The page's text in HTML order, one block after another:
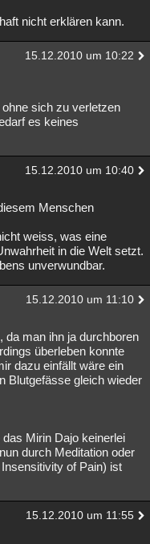
nicht erklären kann.
15.12.2010 um 10:22
sich zu verletzen
es keines
15.12.2010 um 10:40
Menschen
weiss, was eine
in die Welt setzt.
unverwundbar.
15.12.2010 um 11:10
da man ihn ja durchboren
überleben konnte
dazu einfällt wäre ein
Blutgefässe gleich wieder
Mirin Dajo keinerlei
durch Meditation oder
of Pain) ist
15.12.2010 um 11:55